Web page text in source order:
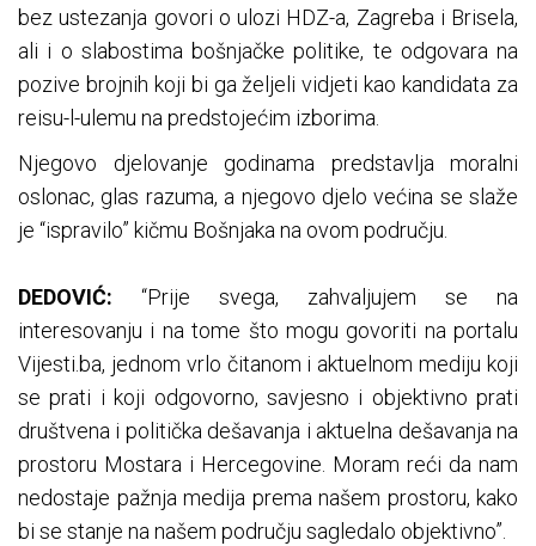
bez ustezanja govori o ulozi HDZ-a, Zagreba i Brisela,
ali i o slabostima bošnjačke politike, te odgovara na
pozive brojnih koji bi ga željeli vidjeti kao kandidata za
reisu-l-ulemu na predstojećim izborima.
Njegovo djelovanje godinama predstavlja moralni
oslonac, glas razuma, a njegovo djelo većina se slaže
je “ispravilo” kičmu Bošnjaka na ovom području.
DEDOVIĆ: “Prije svega, zahvaljujem se na
interesovanju i na tome što mogu govoriti na portalu
Vijesti.ba, jednom vrlo čitanom i aktuelnom mediju koji
se prati i koji odgovorno, savjesno i objektivno prati
društvena i politička dešavanja i aktuelna dešavanja na
prostoru Mostara i Hercegovine. Moram reći da nam
nedostaje pažnja medija prema našem prostoru, kako
bi se stanje na našem području sagledalo objektivno”.